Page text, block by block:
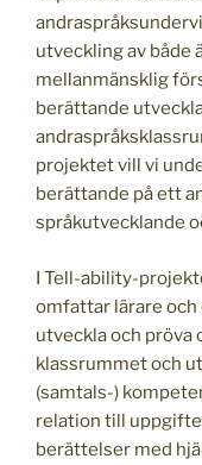
utveckling av både
mellanmänsklig
berättande
projektet vill vi
berättande på ett
språkutvecklande
I Tell-ability-
omfattar lärare och
utveckla och pröva
klassrummet och
(samtals-)
relation till
berättelser med